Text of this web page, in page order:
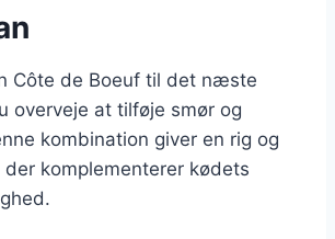
Côte de Boeuf til det næste
overveje at tilføje smør og
kombination giver en rig og
der komplementerer kødets